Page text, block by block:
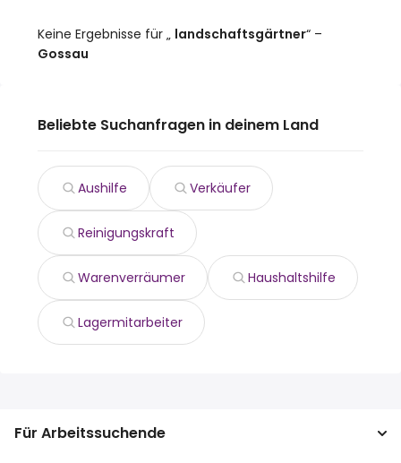
Keine Ergebnisse für „ landschaftsgärtner“ –
Gossau
Beliebte Suchanfragen in deinem Land
Aushilfe Verkäufer
Reinigungskraft
Warenverräumer Haushaltshilfe
Lagermitarbeiter
Für Arbeitssuchende